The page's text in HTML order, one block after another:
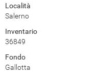
Località
Salerno
Inventario
36849
Fondo
Gallotta